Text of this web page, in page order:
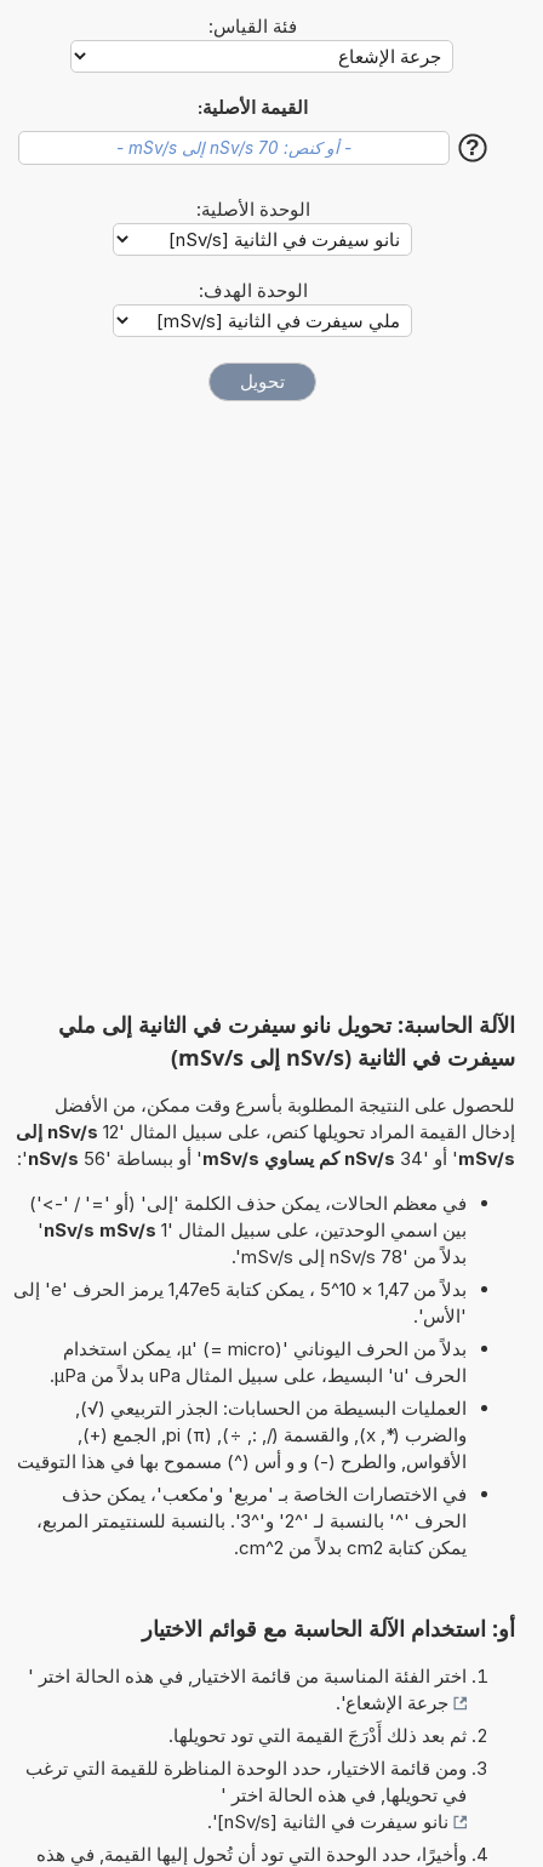
فئة القياس:
القيمة الأصلية:
?
الوحدة الأصلية:
الوحدة الهدف:
الآلة الحاسبة: تحويل نانو سيفرت في الثانية إلى ملي
سيفرت في الثانية (nSv/s إلى mSv/s)
للحصول على النتيجة المطلوبة بأسرع وقت ممكن، من الأفضل
إدخال القيمة المراد تحويلها كنص، على سبيل المثال '12
nSv/s إلى
mSv/s' أو '34 nSv/s كم يساوي mSv/s ' أو ببساطة '56 nSv/s
':
في معظم الحالات، يمكن حذف الكلمة 'إلى' (أو '=' / '->')
بين اسمي الوحدتين، على سبيل المثال '1 nSv/s mSv/s
'
بدلاً من '78 nSv/s إلى mSv/s'.
بدلاً من 1,47 × 10^5 ، يمكن كتابة 1,47e5 يرمز الحرف 'e' إلى
'الأس'.
بدلاً من الحرف اليوناني 'µ' (= micro)، يمكن استخدام
الحرف 'u' البسيط، على سبيل المثال uPa بدلاً من µPa.
العمليات البسيطة من الحسابات: الجذر التربيعي (√),
والضرب (*, x), والقسمة (/, :, ÷), pi (π), الجمع (+),
الأقواس, والطرح (-) و و أس (^) مسموح بها في هذا التوقيت
في الاختصارات الخاصة بـ 'مربع' و'مكعب'، يمكن حذف
الحرف '^' بالنسبة لـ '^2' و'^3'. بالنسبة للسنتيمتر المربع،
يمكن كتابة cm2 بدلاً من cm^2.
أو: استخدام الآلة الحاسبة مع قوائم الاختيار
اختر الفئة المناسبة من قائمة الاختيار, في هذه الحالة اختر '
جرعة الإشعاع'.
ثم بعد ذلك أَدْرَجَ القيمة التي تود تحويلها.
ومن قائمة الاختيار، حدد الوحدة المناظرة للقيمة التي ترغب
في تحويلها, في هذه الحالة اختر '
نانو سيفرت في الثانية [nSv/s]
'.
وأخيرًا، حدد الوحدة التي تود أن تُحول إليها القيمة, في هذه